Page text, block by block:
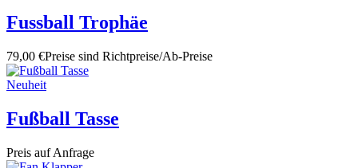
Fussball Trophäe
79,00 €Preise sind Richtpreise/Ab-Preise
Neuheit
Fußball Tasse
Preis auf Anfrage